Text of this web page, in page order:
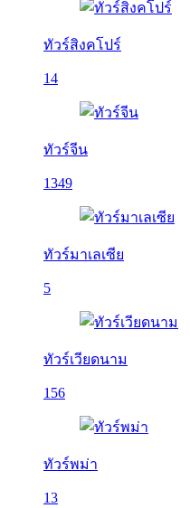
ทัวร์สิงคโปร์
14
ทัวร์จีน
1349
ทัวร์มาเลเซีย
5
ทัวร์เวียดนาม
156
ทัวร์พม่า
13